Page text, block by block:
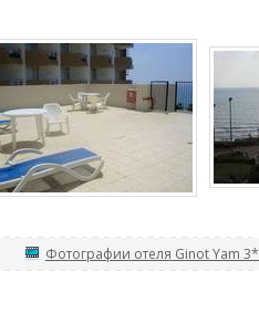
Фотографии отеля Ginot Yam 3*